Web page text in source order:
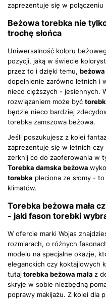
zaprezentuje się w
Beżowa torebka nie
trochę słońca
Uniwersalność koloru
pozycji, jaką w świecie
przez to i dzięki temu,
dopełnienie zarówno letnich i
nieco cięższych - jesiennych.
rozwiązaniem może być
będzie nieco bardziej
torebka zamszowa beżowa.
Jeśli poszukujesz z kolei
zaprezentuje się w letnich
zerknij co do zaoferowania w
Torebka damska beżowa
torebka pleciona ze słomy -
klimatów.
Torebka beżowa mała
- jaki fason torebki
W ofercie marki Wojas
rozmiarach, o różnych
modelu na specjalne okazje,
eleganckich czy koktajlowych
tutajtorebka beżowa mała z
skryje w sobie niezbędną
poprawy makijażu. Z kolei dla